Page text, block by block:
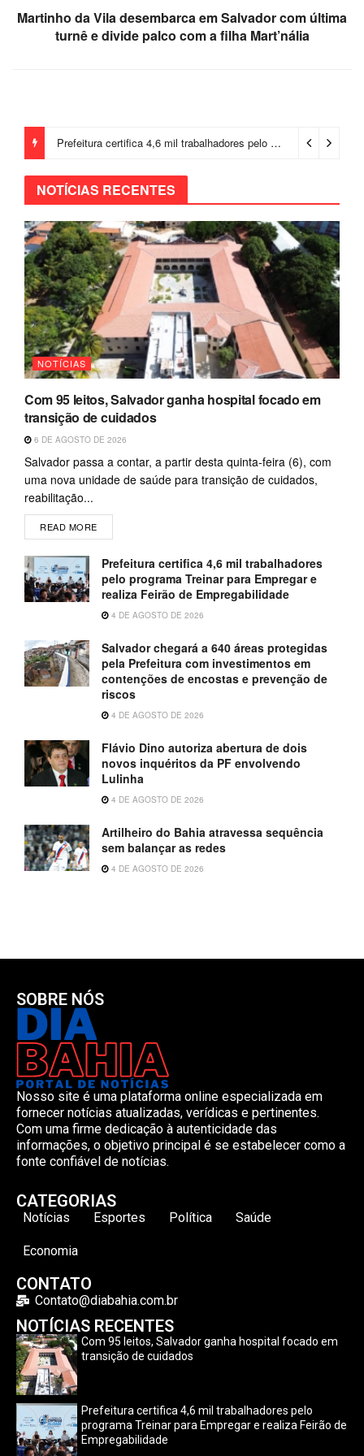
Martinho da Vila desembarca em Salvador com última
turnê e divide palco com a filha Mart’nália
Prefeitura certifica 4,6 mil trabalhadores pelo programa Treinar para Empregar e realiza Feirão de Empregabilidade
NOTÍCIAS RECENTES
NOTÍCIAS
Com 95 leitos, Salvador ganha hospital focado em
transição de cuidados
6 DE AGOSTO DE 2026
Salvador passa a contar, a partir desta quinta-feira (6), com
uma nova unidade de saúde para transição de cuidados,
reabilitação...
READ MORE
Prefeitura certifica 4,6 mil trabalhadores
pelo programa Treinar para Empregar e
realiza Feirão de Empregabilidade
4 DE AGOSTO DE 2026
Salvador chegará a 640 áreas protegidas
pela Prefeitura com investimentos em
contenções de encostas e prevenção de
riscos
4 DE AGOSTO DE 2026
Flávio Dino autoriza abertura de dois
novos inquéritos da PF envolvendo
Lulinha
4 DE AGOSTO DE 2026
Artilheiro do Bahia atravessa sequência
sem balançar as redes
4 DE AGOSTO DE 2026
SOBRE NÓS
Nosso site é uma plataforma online especializada em
fornecer notícias atualizadas, verídicas e pertinentes.
Com uma firme dedicação à autenticidade das
informações, o objetivo principal é se estabelecer como a
fonte confiável de notícias.
CATEGORIAS
Notícias Esportes Política Saúde
Economia
CONTATO
Contato@diabahia.com.br
NOTÍCIAS RECENTES
Com 95 leitos, Salvador ganha hospital focado em
transição de cuidados
Prefeitura certifica 4,6 mil trabalhadores pelo
programa Treinar para Empregar e realiza Feirão de
Empregabilidade